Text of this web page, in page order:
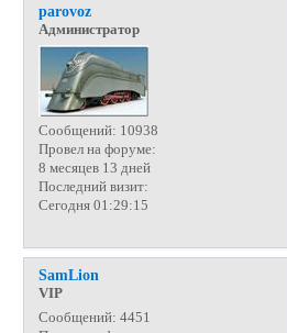
parovoz
Администратор
Сообщений: 10938
Провел на форуме:
8 месяцев 13 дней
Последний визит:
Сегодня 01:29:15
SamLion
VIP
Сообщений: 4451